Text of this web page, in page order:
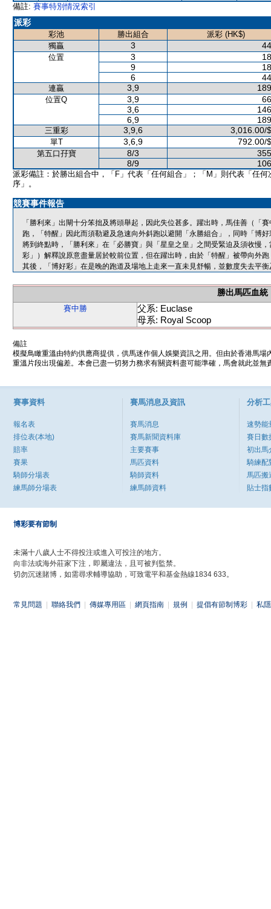
備註: 賽事特別情況索引
派彩
彩池 勝出組合
派彩 (HK$)
獨贏
3
位置 3
9
6
連贏 3,9
位置Q 3,9
3,6
6,9
三重彩 3,9,6 3,016.00/
單T 3,6,9 792.00/
第五口孖寶 8/3
8/9
派彩備註：於勝出組合中，「F」代表「任何組合」；「M」則代表「任何
序」。
競賽事件報告
「勝利來」出閘十分笨拙及將頭舉起，因此失位甚多。躍出時，馬佳善（「
跑，「特醒」因此而須勒避及急速向外斜跑以避開「永勝組合」，同時「博
將到終點時，「勝利來」在「必勝寶」與「星皇之皇」之間受緊迫及須收慢
彩」）解釋說原意盡量居於較前位置，但在躍出時，由於「特醒」被帶向外
其後，「博好彩」在是晚的跑道及場地上走來一直未見舒暢，並數度失去平
勝出馬匹血統
賽中勝
父系: Euclase
母系: Royal Scoop
備註
模擬鳥瞰重溫由特約供應商提供，供馬迷作個人娛樂資訊之用。但由於香港馬
重溫片段出現偏差。本會已盡一切努力務求有關資料盡可能準確，馬會就此並
賽事資料
報名表
排位表(本地)
賠率
賽果
騎師分場表
練馬師分場表
賽馬消息及資訊
賽馬消息
賽馬新聞資料庫
主要賽事
馬匹資料
騎師資料
練馬師資料
分析
速勢能
賽日數
初出馬
騎練配
馬匹搬
貼士指
博彩要有節制
未滿十八歲人士不得投注或進入可投注的地方。
向非法或海外莊家下注，即屬違法，且可被判監禁。
切勿沉迷賭博，如需尋求輔導協助，可致電平和基金熱線1834 633。
常見問題 聯絡我們 傳媒專用區 網頁指南 規例 提倡有節制博彩 私